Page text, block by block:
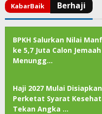
BPKH Salurkan Nilai
ke 5,7 Juta Calon
Menungg…
Haji 2027 Mulai
Perketat Syarat
Tekan Angka …